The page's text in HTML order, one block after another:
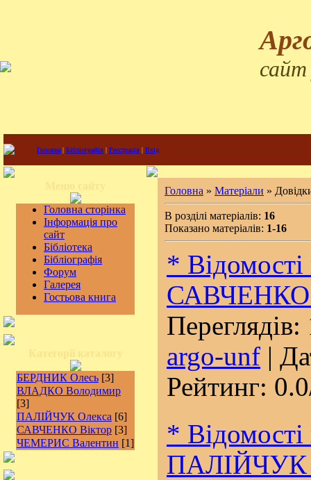
сайт
Головна | Бібліографія | Реєстрація | Вхід
Головна сторінка
Інформація про
сайт
Бібліотека
Бібліографія
Форум
Галерея
Гостьова книга
БЕРДНИК Олесь [3]
ВЛАДКО Володимир
[3]
ПАЛІЙЧУК Олекса [6]
САВЧЕНКО Віктор [3]
ЧЕМЕРИС Валентин [1]
Головна » Матеріали »
В розділі матеріалів: 16
Показано матеріалів: 1-16
*
САВЧЕНКО
argo-unf |
Рейтинг:
*
ПАЛІЙЧУК